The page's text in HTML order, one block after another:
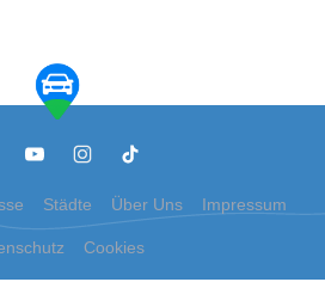
Städte Über Uns Impressum
Cookies